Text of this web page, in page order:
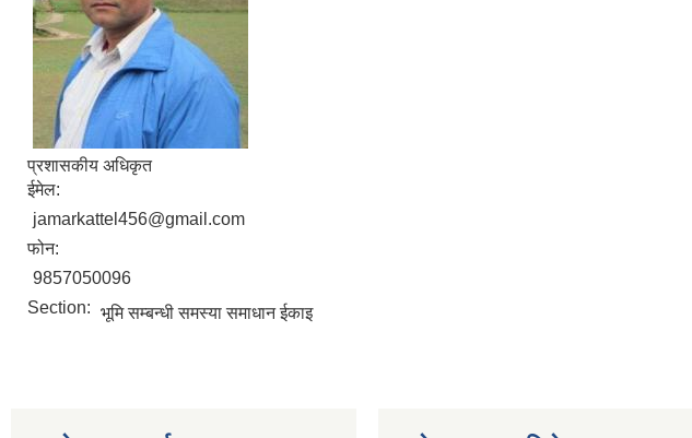
प्रशासकीय अधिकृत
ईमेल:
jamarkattel456@gmail.com
फोन:
9857050096
Section: भूमि सम्बन्धी समस्या समाधान ईकाइ